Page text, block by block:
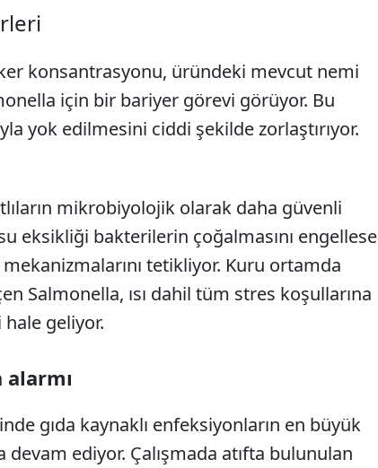
konsantrasyonu, üründeki mevcut nemi
için bir bariyer görevi görüyor. Bu
yok edilmesini ciddi şekilde zorlaştırıyor.
mikrobiyolojik olarak daha güvenli
eksikliği bakterilerin çoğalmasını engellese
tetikliyor. Kuru ortamda
Salmonella, ısı dahil tüm stres koşullarına
geliyor.
gıda kaynaklı enfeksiyonların en büyük
ediyor. Çalışmada atıfta bulunulan